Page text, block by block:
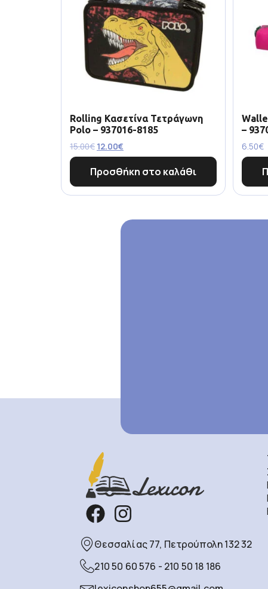
Rolling Κασετίνα Τετράγωνη
Polo – 937016-8185
15.00€ 12.00€
Προσθήκη στο καλάθι
–
6.50€
Θεσσαλίας 77, Πετρούπολη 132 32
210 50 60 576 - 210 50 18 186